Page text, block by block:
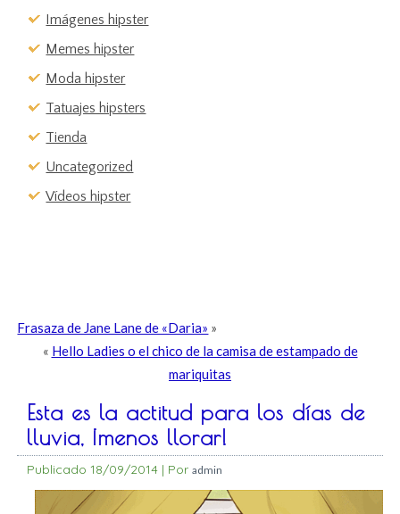
Imágenes hipster
Memes hipster
Moda hipster
Tatuajes hipsters
Tienda
Uncategorized
Vídeos hipster
Frasaza de Jane Lane de «Daria» »
« Hello Ladies o el chico de la camisa de estampado de
mariquitas
Esta es la actitud para los días de
lluvia, ¡menos llorar!
Publicado 18/09/2014 | Por admin